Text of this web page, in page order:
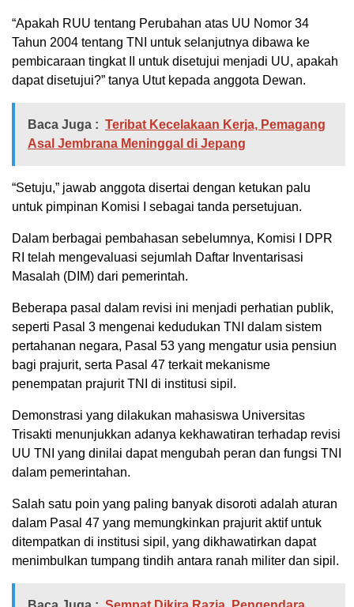
“Apakah RUU tentang Perubahan atas UU Nomor 34
Tahun 2004 tentang TNI untuk selanjutnya dibawa ke
pembicaraan tingkat II untuk disetujui menjadi UU, apakah
dapat disetujui?” tanya Utut kepada anggota Dewan.
Baca Juga : Teribat Kecelakaan Kerja, Pemagang
Asal Jembrana Meninggal di Jepang
“Setuju,” jawab anggota disertai dengan ketukan palu
untuk pimpinan Komisi I sebagai tanda persetujuan.
Dalam berbagai pembahasan sebelumnya, Komisi I DPR
RI telah mengevaluasi sejumlah Daftar Inventarisasi
Masalah (DIM) dari pemerintah.
Beberapa pasal dalam revisi ini menjadi perhatian publik,
seperti Pasal 3 mengenai kedudukan TNI dalam sistem
pertahanan negara, Pasal 53 yang mengatur usia pensiun
bagi prajurit, serta Pasal 47 terkait mekanisme
penempatan prajurit TNI di institusi sipil.
Demonstrasi yang dilakukan mahasiswa Universitas
Trisakti menunjukkan adanya kekhawatiran terhadap revisi
UU TNI yang dinilai dapat mengubah peran dan fungsi TNI
dalam pemerintahan.
Salah satu poin yang paling banyak disoroti adalah aturan
dalam Pasal 47 yang memungkinkan prajurit aktif untuk
ditempatkan di institusi sipil, yang dikhawatirkan dapat
menimbulkan tumpang tindih antara ranah militer dan sipil.